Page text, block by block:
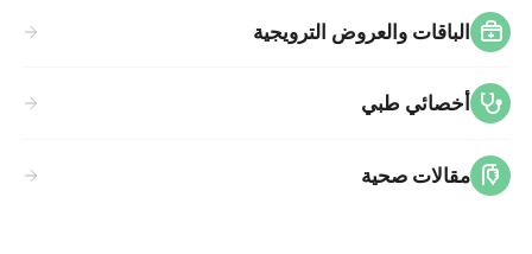
الباقات والعروض الترويجية
أخصائي طبي
مقالات صحية